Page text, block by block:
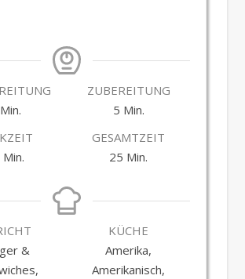
Min.
ZUBEREITUNG
5Minuten
Min.
Minuten
Min.
GESAMTZEIT
25 Minuten
Min.
&
KÜCHE
Amerika,
Amerikanisch,